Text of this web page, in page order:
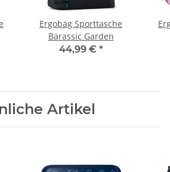
Ergobag Sporttasche
Bärassic Garden
44,99 € *
Artikel